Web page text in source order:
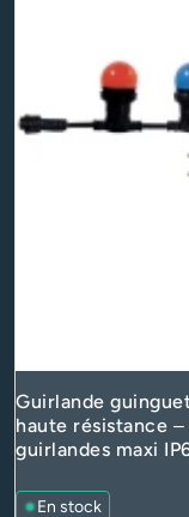
Guirlande
haute résistance
guirlandes maxi
En stock